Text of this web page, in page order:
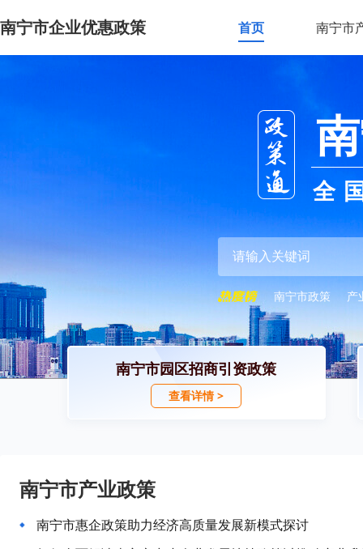
南宁市企业优惠政策 首页 南宁市
全
南宁市政策 产
南宁市园区招商引资政策
查看详情 >
南宁市产业政策
南宁市惠企政策助力经济高质量发展新模式探讨